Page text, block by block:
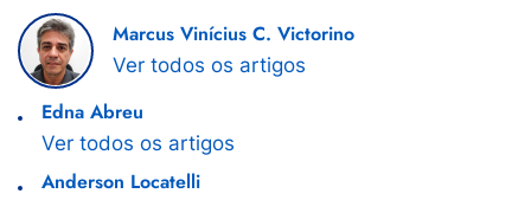
Marcus Vinícius C. Victorino
Ver todos os artigos
Edna Abreu
Ver todos os artigos
Anderson Locatelli